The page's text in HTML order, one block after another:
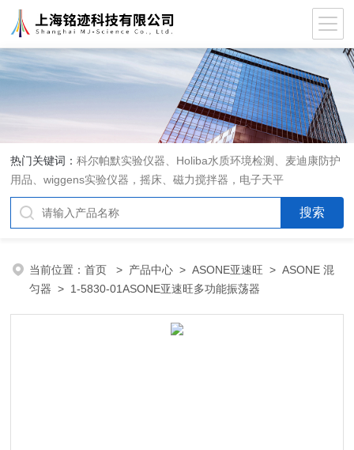
热门关键词：科尔帕默实验仪器、Holiba水质环境检测、麦迪康防护
用品、wiggens实验仪器，摇床、磁力搅拌器，电子天平
当前位置：首页 > 产品中心 >ASONE亚速旺 >ASONE 混
匀器 > 1-5830-01ASONE亚速旺多功能振荡器